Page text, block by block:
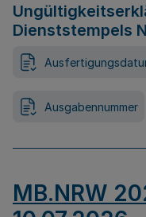
Dienststempels
Ausgabennummer
MB.NRW